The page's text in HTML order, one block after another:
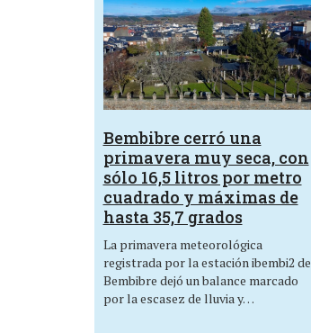
Bembibre cerró una
primavera muy seca, con
sólo 16,5 litros por metro
cuadrado y máximas de
hasta 35,7 grados
La primavera meteorológica
registrada por la estación ibembi2 de
Bembibre dejó un balance marcado
por la escasez de lluvia y…